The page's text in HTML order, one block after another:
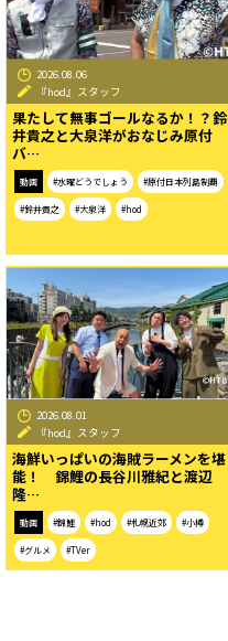
2026.08.06
『hod』スタッフ
果たして無事ゴールなるか！？鈴
井貴之と大泉洋がおなじみ原付
バ…
動画 #水曜どうでしょう #原付日本列島制覇
#鈴井貴之 #大泉洋 #hod
2026.08.01
『hod』スタッフ
海鮮いっぱいの海賊ラーメンを堪
能！ 錦鯉の長谷川雅紀と渡辺
隆…
動画 #錦鯉 #hod #札幌近郊 #小樽
#グルメ #TVer